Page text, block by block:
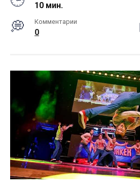
10 мин.
Комментарии
0